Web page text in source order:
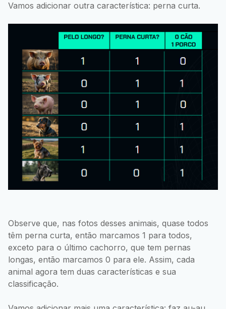
Vamos adicionar outra característica: perna curta.
Observe que, nas fotos desses animais, quase todos
têm perna curta, então marcamos 1 para todos,
exceto para o último cachorro, que tem pernas
longas, então marcamos 0 para ele. Assim, cada
animal agora tem duas características e sua
classificação.